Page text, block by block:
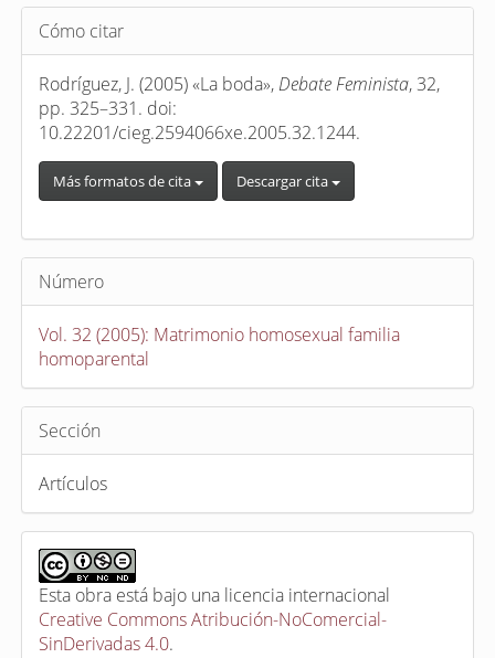
Detalles
del
artículo
Cómo citar
Rodríguez, J. (2005) «La boda», Debate Feminista, 32,
pp. 325–331. doi:
10.22201/cieg.2594066xe.2005.32.1244.
Más formatos de cita Descargar cita
Número
Vol. 32 (2005): Matrimonio homosexual familia
homoparental
Sección
Artículos
Esta obra está bajo una licencia internacional
Creative Commons Atribución-NoComercial-
SinDerivadas 4.0.